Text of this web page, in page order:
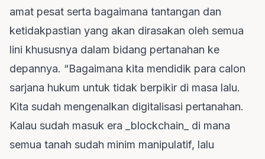
amat pesat serta bagaimana tantangan dan
ketidakpastian yang akan dirasakan oleh semua
lini khususnya dalam bidang pertanahan ke
depannya. “Bagaimana kita mendidik para calon
sarjana hukum untuk tidak berpikir di masa lalu.
Kita sudah mengenalkan digitalisasi pertanahan.
Kalau sudah masuk era _blockchain_ di mana
semua tanah sudah minim manipulatif, lalu